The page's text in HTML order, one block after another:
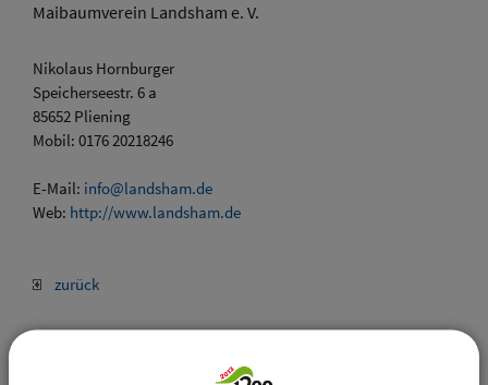
Maibaumverein Landsham e. V.
Nikolaus Hornburger
Speicherseestr. 6 a
85652 Pliening
Mobil: 0176 20218246
E-Mail: info@landsham.de
Web: http://www.landsham.de
zurück